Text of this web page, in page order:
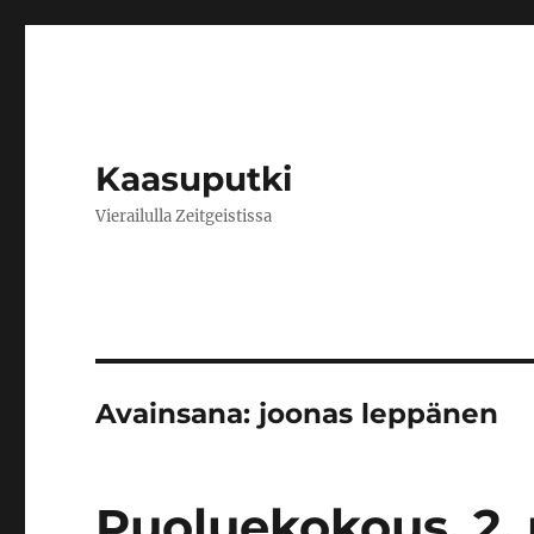
Kaasuputki
Vierailulla Zeitgeistissa
Avainsana: joonas leppänen